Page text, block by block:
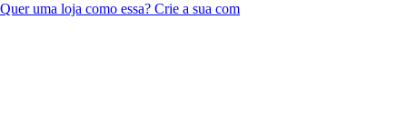
Quer uma loja como essa? Crie a sua com